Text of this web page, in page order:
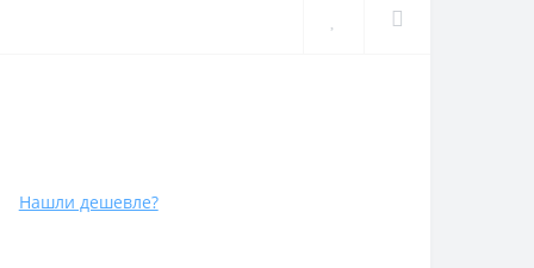
Нашли дешевле?